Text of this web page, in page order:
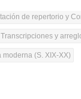
de repertorio y
Transcripciones y
moderna (S. XIX-XX)